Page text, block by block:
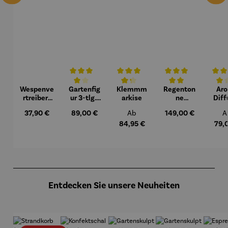
Wespenve
rtreiber |
Regulärer Preis:
37,90 €
Durchschnittliche Bewertung von 4 von 5 Sternen
Gartenfig
ur 3-tlg. |
en
Regulärer Preis:
89,00 €
Durchschnittliche Bewertung von 4.3
Klemmm
arkise
Regulärer Preis:
Ab
84,95 €
Durchschnittliche
Regenton
ne
set | Azura
Regulärer Preis:
149,00 €
Entdecken Sie unsere Neuheiten